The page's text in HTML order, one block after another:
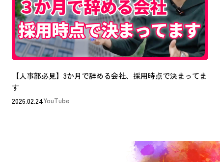
【人事部必見】3か月で辞める会社、採用時点で決まってま
す
2026.02.24YouTube